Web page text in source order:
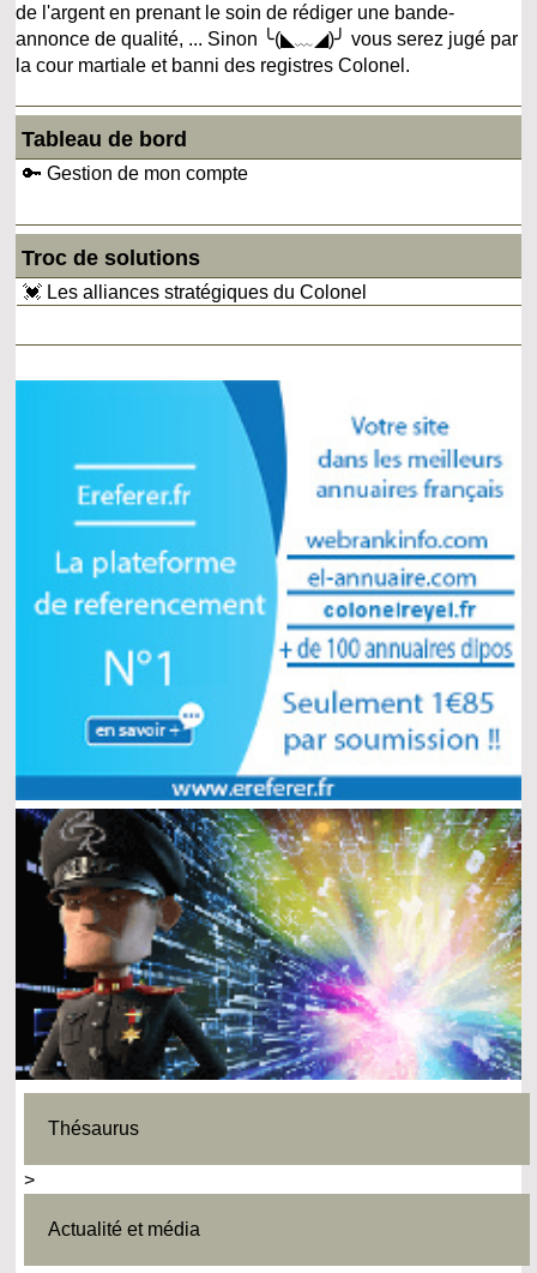
de l'argent en prenant le soin de rédiger une bande-
annonce de qualité, ... Sinon ╰(◣﹏◢)╯ vous serez jugé par
la cour martiale et banni des registres Colonel.
Tableau de bord
🔑 Gestion de mon compte
Troc de solutions
💓 Les alliances stratégiques du Colonel
Thésaurus
>
Actualité et média